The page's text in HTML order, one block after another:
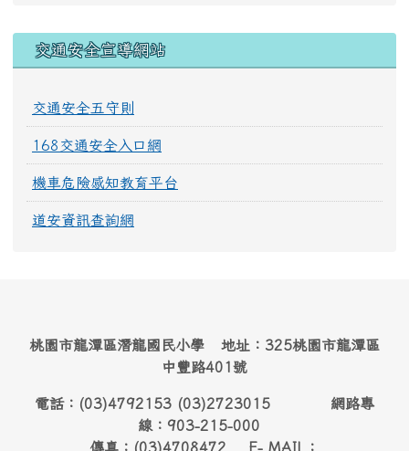
交通安全宣導網站
交通安全五守則
168交通安全入口網
機車危險感知教育平台
道安資訊查詢網
桃園市龍潭區潛龍國民小學 地址：325桃園市龍潭區
中豐路401號
電話：(03)4792153 (03)2723015 網路專
線：903-215-000
傳真：(03)4708472 E- MAIL：